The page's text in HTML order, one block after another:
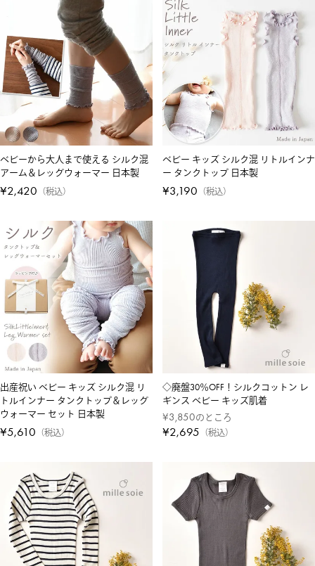
ベビーから大人まで使える シルク混
アーム＆レッグウォーマー 日本製
¥2,420 税込
ベビー キッズ シルク混 リトルインナ
ー タンクトップ 日本製
¥3,190 税込
出産祝い ベビー キッズ シルク混 リ
トルインナー タンクトップ＆レッグ
ウォーマー セット 日本製
¥5,610 税込
◇廃盤30％OFF！シルクコットン レ
ギンス ベビー キッズ肌着
¥3,850のところ
¥2,695 税込